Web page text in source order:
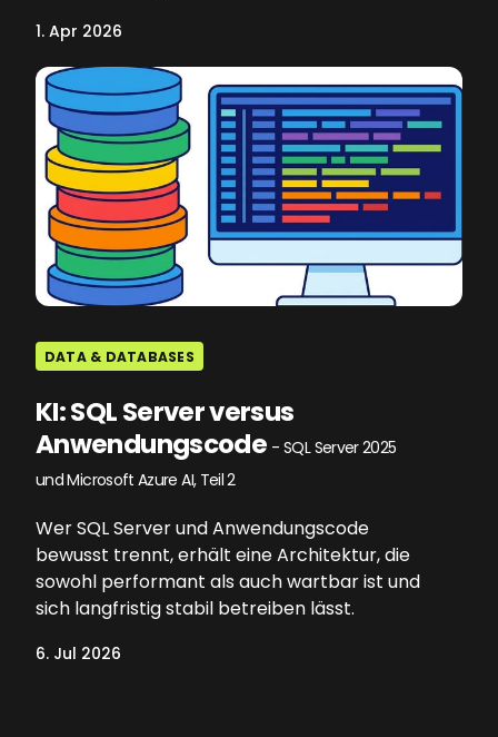
1. Apr 2026
DATA & DATABASES
KI: SQL Server versus
Anwendungscode - SQL Server 2025
und Microsoft Azure AI, Teil 2
Wer SQL Server und Anwendungscode
bewusst trennt, erhält eine Architektur, die
sowohl performant als auch wartbar ist und
sich langfristig stabil betreiben lässt.
6. Jul 2026